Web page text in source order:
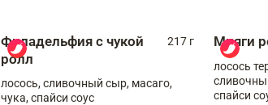
Филадельфия с чукой
ролл
217 г
лосось, сливочный сыр, масаго,
чука, спайси соус
Мияги
лосось
спайси